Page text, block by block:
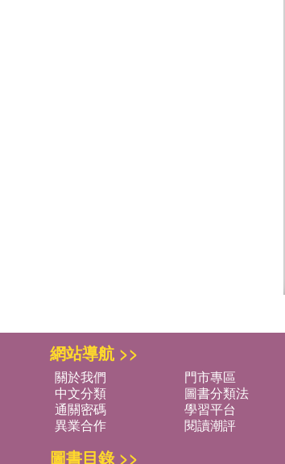
網站導航 >>
關於我們 門市專區
中文分類
圖書分類法
通關密碼
學習平台
異業合作
閱讀潮評
圖書目錄 >>